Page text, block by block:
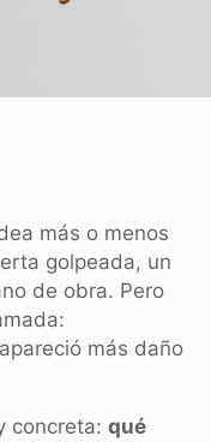
más o menos
golpeada, un
de obra. Pero
más daño
concreta: qué